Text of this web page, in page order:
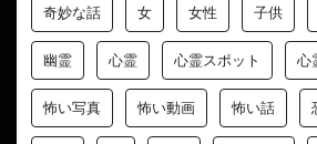
奇妙な話 女 女性 子供
幽霊 心霊 心霊スポット 心
怖い写真 怖い動画 怖い話